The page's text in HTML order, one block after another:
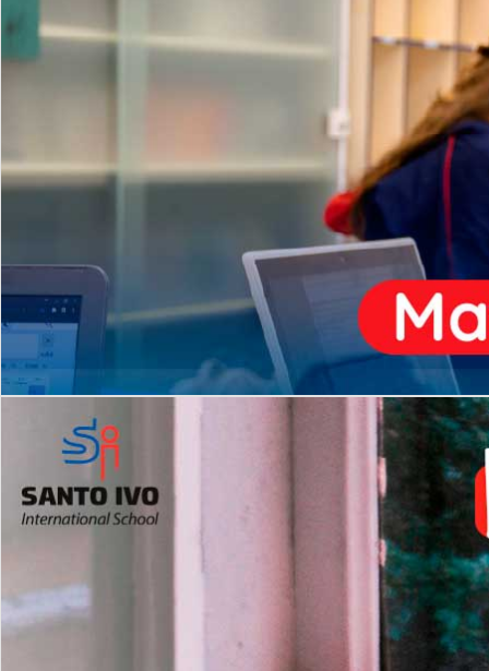
Matrículas Abertas 2026
EDUCAÇÃO INFANTIL
Inglês todos os dias
MÉDIO
igh School
Dupla Diplomação
2º AO 5º ANO FUNDAMENTAL
es
Com imersão Bilingue - Anos
Finais